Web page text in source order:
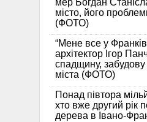
мер Богдан
місто, його
(ФОТО)
“Мене все у
архітектор Ігор
спадщину,
міста (ФОТО)
Понад півтора
хто вже другий рік
дерева в Івано-